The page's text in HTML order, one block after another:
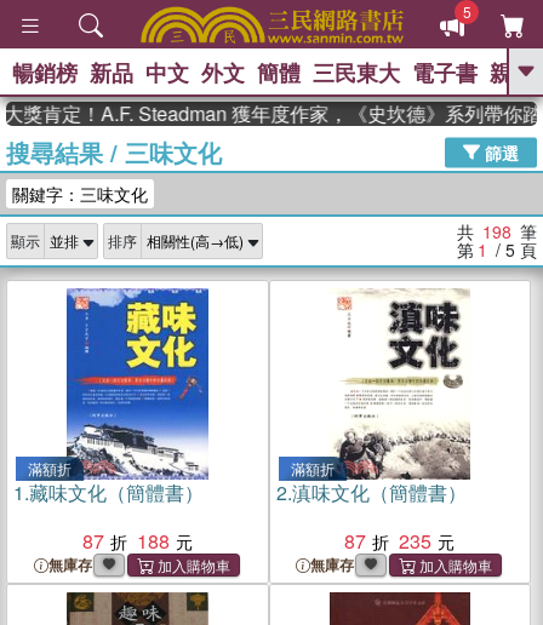
5
GO
高希均教授回憶錄
、 The Odyssey 、 父親節 、 如果歷
獎 臺灣漫遊錄 、 方念華 、 台灣的李
登輝時代
數學女孩：黎曼猜想 、
偉大的迷走神經
暢銷榜 新品 中文 外文 簡體 三民東大 電子書 親子
！A.F. Steadman 獲年度作家，《史坎德》系列帶你踏上熱
搜尋結果/ 三味文化
篩選
關鍵字：三味文化
顯示 排序 共 198 筆
第 1 / 5 頁
滿額折
1.藏味文化（簡體書）
87
188
無庫存
滿額折
2.滇味文化（簡體書）
87
235
無庫存